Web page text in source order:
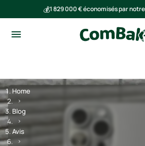
💰1 829 000 € économisés par
Home
Blog
Avis